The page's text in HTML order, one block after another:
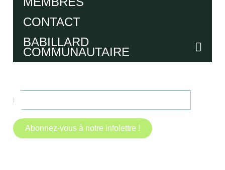
CONTACT
BABILLARD
COMMUNAUTAIRE
Abonnez-vous à notre infolettre !